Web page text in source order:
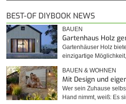
BEST-OF DIYBOOK NEWS
BAUEN
Gartenhaus Holz
Gartenhäuser Holz
einzigartige
BAUEN & WOHNEN
Mit Design und
Wer sein Zuhause
Hand nimmt, weiß: Es